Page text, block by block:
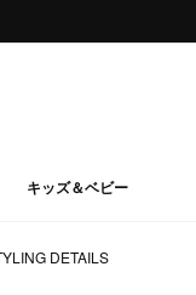
キッズ＆ベビー
DETAILS